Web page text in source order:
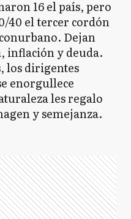
16 el país, pero
40 el tercer cordón
Dejan
inflación y deuda.
los dirigentes
enorgullece
les regalo
y semejanza.